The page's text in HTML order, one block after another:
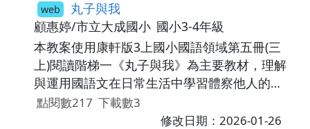
web 丸子與我
顧惠婷/市立大成國小 國小3-4年級
本教案使用康軒版3上國小國語領域第五冊(三
上)閱讀階梯一《丸子與我》為主要教材，理解
與運用國語文在日常生活中學習體察他人的感
受，並給予適當的回應，以達成溝通及互動的
點閱數217 下載數3
修改日期：2026-01-26